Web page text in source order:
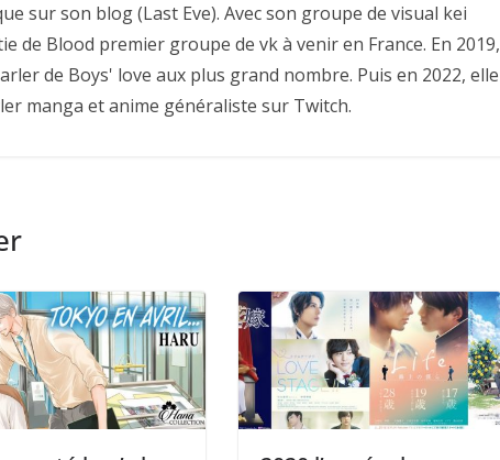
sur son blog (Last Eve). Avec son groupe de visual kei
de Blood premier groupe de vk à venir en France. En 2019,
de Boys' love aux plus grand nombre. Puis en 2022, elle
manga et anime généraliste sur Twitch.